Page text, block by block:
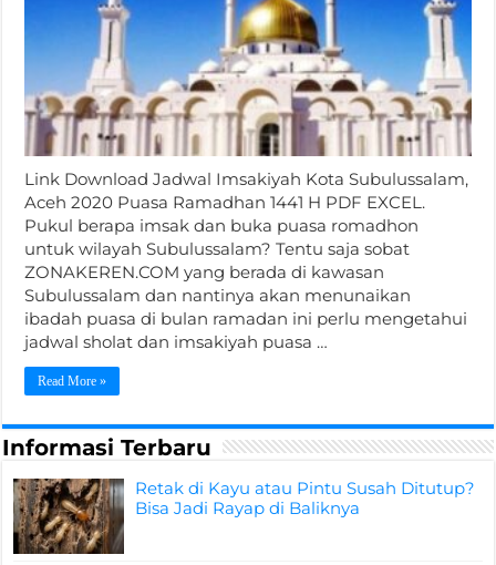
Link Download Jadwal Imsakiyah Kota Subulussalam,
Aceh 2020 Puasa Ramadhan 1441 H PDF EXCEL.
Pukul berapa imsak dan buka puasa romadhon
untuk wilayah Subulussalam? Tentu saja sobat
ZONAKEREN.COM yang berada di kawasan
Subulussalam dan nantinya akan menunaikan
ibadah puasa di bulan ramadan ini perlu mengetahui
jadwal sholat dan imsakiyah puasa …
Read More »
Informasi Terbaru
Retak di Kayu atau Pintu Susah Ditutup?
Bisa Jadi Rayap di Baliknya